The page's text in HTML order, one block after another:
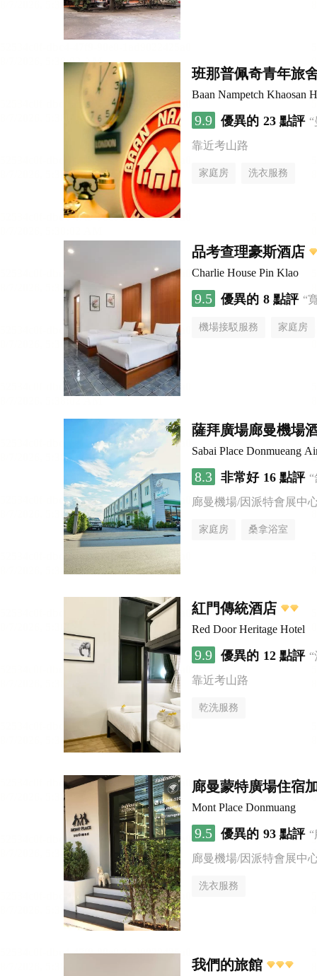
班那普佩奇青年旅
Baan Nampetch Khaosan
9.9 優異的 23 點評
靠近考山路
家庭房 洗衣服務
品考查理豪斯酒店
Charlie House Pin Klao
9.5 優異的 8 點評 “
機場接駁服務 家庭房
薩拜廣場廊曼機場
Sabai Place Donmueang
8.3 非常好 16 點評
廊曼機場/因派特會展中
家庭房 桑拿浴室
紅門傳統酒店
Red Door Heritage Hotel
9.9 優異的 12 點評
靠近考山路
乾洗服務
廊曼蒙特廣場住宿
Mont Place Donmuang
9.5 優異的 93 點評
廊曼機場/因派特會展中
洗衣服務
我們的旅館